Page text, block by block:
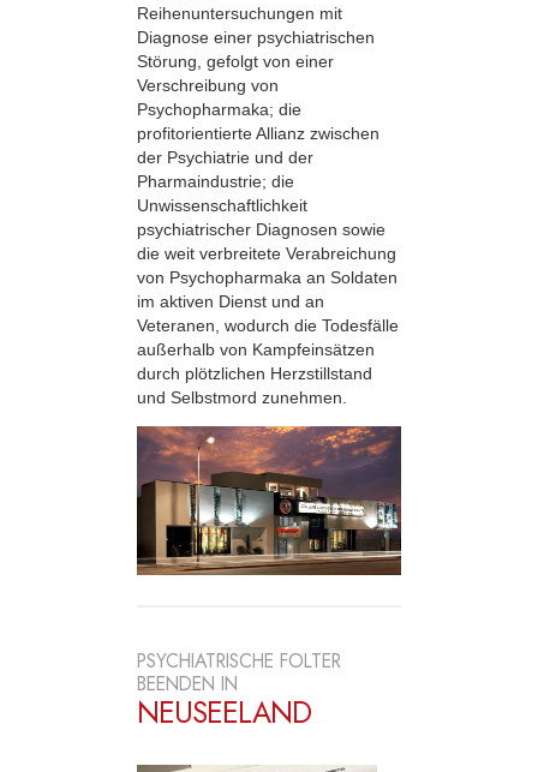
Reihenuntersuchungen mit
Diagnose einer psychiatrischen
Störung, gefolgt von einer
Verschreibung von
Psychopharmaka; die
profitorientierte Allianz zwischen
der Psychiatrie und der
Pharmaindustrie; die
Unwissenschaftlichkeit
psychiatrischer Diagnosen sowie
die weit verbreitete Verabreichung
von Psychopharmaka an Soldaten
im aktiven Dienst und an
Veteranen, wodurch die Todesfälle
außerhalb von Kampfeinsätzen
durch plötzlichen Herzstillstand
und Selbstmord zunehmen.
PSYCHIATRISCHE FOLTER
BEENDEN IN
NEUSEELAND